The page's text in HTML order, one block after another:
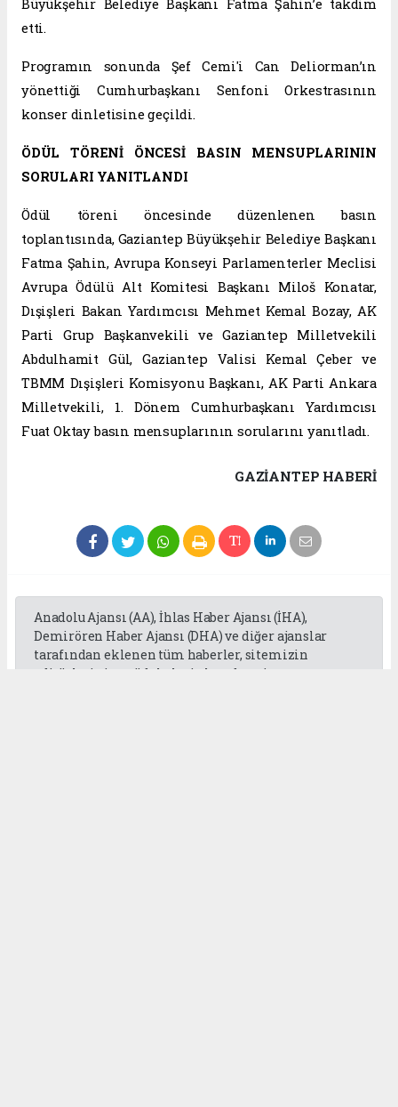
Büyükşehir Belediye Başkanı Fatma Şahin’e takdim
etti.
Programın sonunda Şef Cemi'i Can Deliorman’ın
yönettiği Cumhurbaşkanı Senfoni Orkestrasının
konser dinletisine geçildi.
ÖDÜL TÖRENİ ÖNCESİ BASIN MENSUPLARININ
SORULARI YANITLANDI
Ödül töreni öncesinde düzenlenen basın
toplantısında, Gaziantep Büyükşehir Belediye Başkanı
Fatma Şahin, Avrupa Konseyi Parlamenterler Meclisi
Avrupa Ödülü Alt Komitesi Başkanı Miloš Konatar,
Dışişleri Bakan Yardımcısı Mehmet Kemal Bozay, AK
Parti Grup Başkanvekili ve Gaziantep Milletvekili
Abdulhamit Gül, Gaziantep Valisi Kemal Çeber ve
TBMM Dışişleri Komisyonu Başkanı, AK Parti Ankara
Milletvekili, 1. Dönem Cumhurbaşkanı Yardımcısı
Fuat Oktay basın mensuplarının sorularını yanıtladı.
GAZIANTEP HABERİ
Anadolu Ajansı (AA), İhlas Haber Ajansı (İHA),
Demirören Haber Ajansı (DHA) ve diğer ajanslar
tarafından eklenen tüm haberler, sitemizin
editörlerinin müdahalesi olmadan ajans